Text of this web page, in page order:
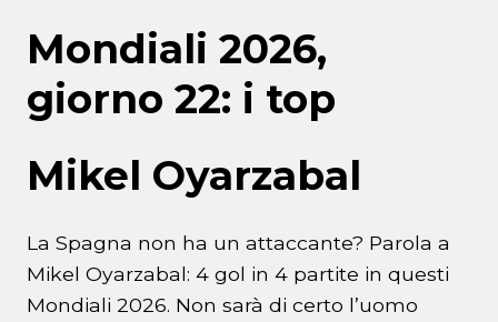
Mondiali 2026,
giorno 22: i top
Mikel Oyarzabal
La Spagna non ha un attaccante? Parola a
Mikel Oyarzabal: 4 gol in 4 partite in questi
Mondiali 2026. Non sarà di certo l’uomo